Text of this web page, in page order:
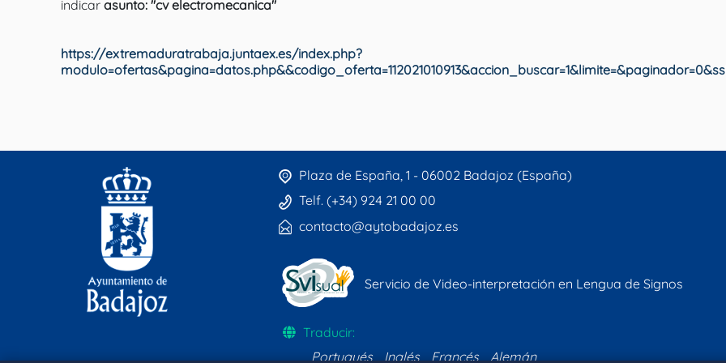
indicar asunto: "cv electromecanica"
https://extremaduratrabaja.juntaex.es/index.php?
Plaza de España, 1 - 06002 Badajoz (España)
Telf. (+34) 924 21 00 00
contacto@aytobadajoz.es
Servicio de Video-interpretación en Lengua de Signos
Traducir:
Portugués
Inglés Francés Alemán